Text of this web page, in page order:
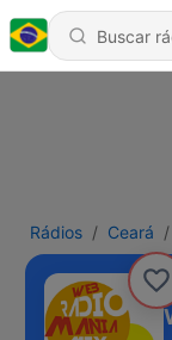
Rádios Ceará